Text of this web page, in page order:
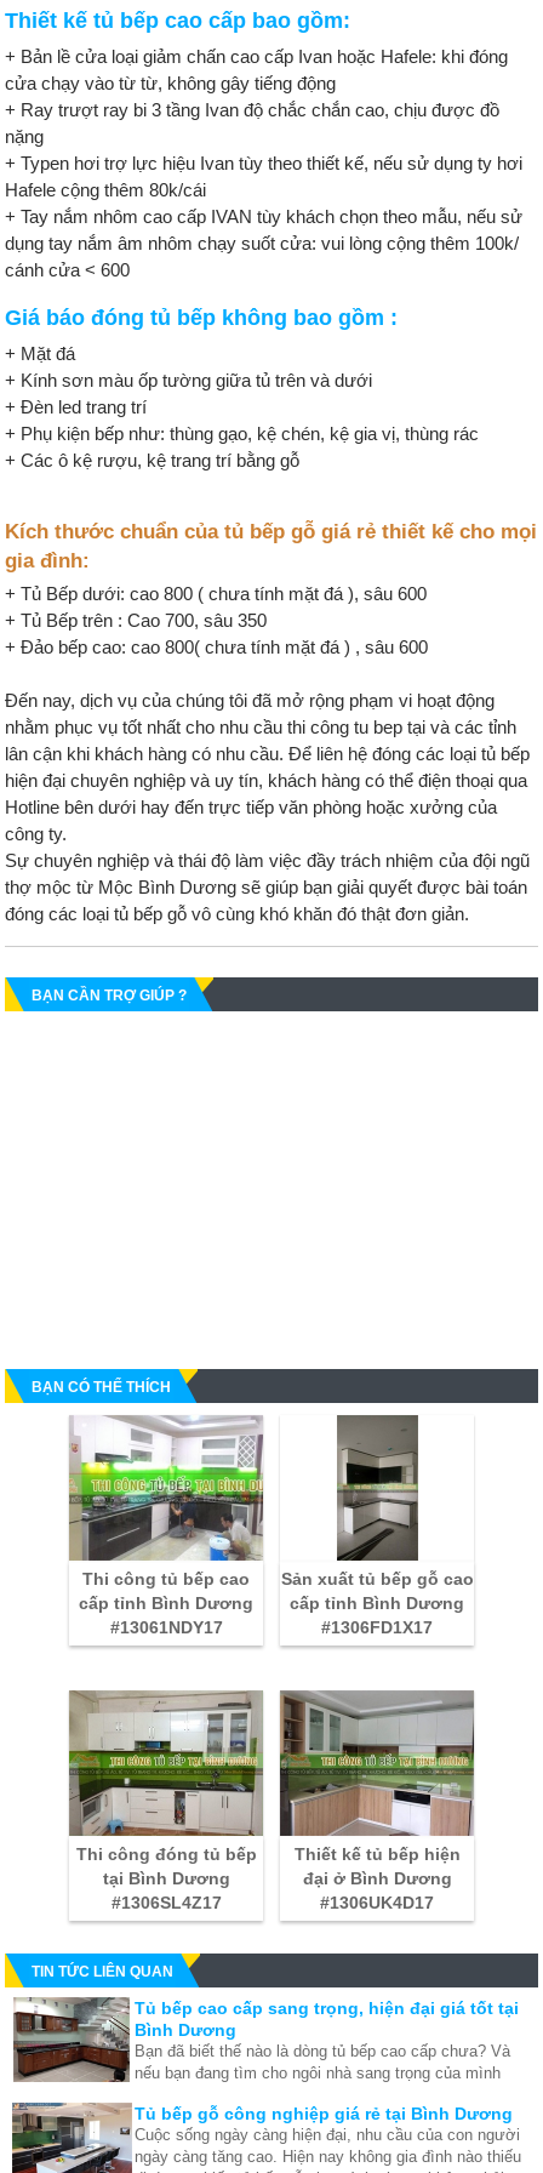
Thiết kế tủ bếp cao cấp bao gồm:
+ Bản lề cửa loại giảm chấn cao cấp Ivan hoặc Hafele: khi đóng
cửa chạy vào từ từ, không gây tiếng động
+ Ray trượt ray bi 3 tầng Ivan độ chắc chắn cao, chịu được đồ
nặng
+ Typen hơi trợ lực hiệu Ivan tùy theo thiết kế, nếu sử dụng ty hơi
Hafele cộng thêm 80k/cái
+ Tay nắm nhôm cao cấp IVAN tùy khách chọn theo mẫu, nếu sử
dụng tay nắm âm nhôm chạy suốt cửa: vui lòng cộng thêm 100k/
cánh cửa < 600
Giá báo đóng tủ bếp không bao gồm :
+ Mặt đá
+ Kính sơn màu ốp tường giữa tủ trên và dưới
+ Đèn led trang trí
+ Phụ kiện bếp như: thùng gạo, kệ chén, kệ gia vị, thùng rác
+ Các ô kệ rượu, kệ trang trí bằng gỗ
Kích thước chuẩn của tủ bếp gỗ giá rẻ thiết kế cho mọi
gia đình:
+ Tủ Bếp dưới: cao 800 ( chưa tính mặt đá ), sâu 600
+ Tủ Bếp trên : Cao 700, sâu 350
+ Đảo bếp cao: cao 800( chưa tính mặt đá ) , sâu 600
Đến nay, dịch vụ của chúng tôi đã mở rộng phạm vi hoạt động
nhằm phục vụ tốt nhất cho nhu cầu thi công tu bep tại và các tỉnh
lân cận khi khách hàng có nhu cầu. Để liên hệ đóng các loại tủ bếp
hiện đại chuyên nghiệp và uy tín, khách hàng có thể điện thoại qua
Hotline bên dưới hay đến trực tiếp văn phòng hoặc xưởng của
công ty.
Sự chuyên nghiệp và thái độ làm việc đầy trách nhiệm của đội ngũ
thợ mộc từ Mộc Bình Dương sẽ giúp bạn giải quyết được bài toán
đóng các loại tủ bếp gỗ vô cùng khó khăn đó thật đơn giản.
BẠN CẦN TRỢ GIÚP ?
BẠN CÓ THỂ THÍCH
Thi công tủ bếp cao
cấp tỉnh Bình Dương
#13061NDY17
Sản xuất tủ bếp gỗ cao
cấp tỉnh Bình Dương
#1306FD1X17
Thi công đóng tủ bếp
tại Bình Dương
#1306SL4Z17
Thiết kế tủ bếp hiện
đại ở Bình Dương
#1306UK4D17
TIN TỨC LIÊN QUAN
Tủ bếp cao cấp sang trọng, hiện đại giá tốt tại
Bình Dương
Bạn đã biết thế nào là dòng tủ bếp cao cấp chưa? Và
nếu bạn đang tìm cho ngôi nhà sang trọng của mình
dương của chúng tôi sẽ cho bạn một định hướng đúng
đắn nhất!
Tủ bếp gỗ công nghiệp giá rẻ tại Bình Dương
Cuộc sống ngày càng hiện đại, nhu cầu của con người
ngày càng tăng cao. Hiện nay không gia đình nào thiếu